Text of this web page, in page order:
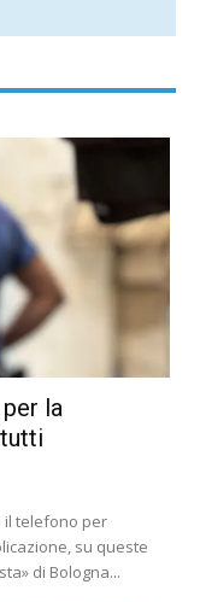
la
il telefono per
su queste
di Bologna...